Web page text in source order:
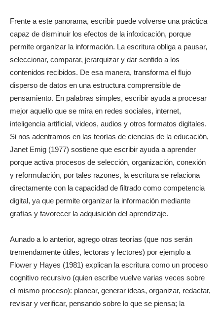
Frente a este panorama, escribir puede volverse una práctica
capaz de disminuir los efectos de la infoxicación, porque
permite organizar la información. La escritura obliga a pausar,
seleccionar, comparar, jerarquizar y dar sentido a los
contenidos recibidos. De esa manera, transforma el flujo
disperso de datos en una estructura comprensible de
pensamiento. En palabras simples, escribir ayuda a procesar
mejor aquello que se mira en redes sociales, internet,
inteligencia artificial, videos, audios y otros formatos digitales.
Si nos adentramos en las teorías de ciencias de la educación,
Janet Emig (1977) sostiene que escribir ayuda a aprender
porque activa procesos de selección, organización, conexión
y reformulación, por tales razones, la escritura se relaciona
directamente con la capacidad de filtrado como competencia
digital, ya que permite organizar la información mediante
grafías y favorecer la adquisición del aprendizaje.
Aunado a lo anterior, agrego otras teorías (que nos serán
tremendamente útiles, lectoras y lectores) por ejemplo a
Flower y Hayes (1981) explican la escritura como un proceso
cognitivo recursivo (quien escribe vuelve varias veces sobre
el mismo proceso): planear, generar ideas, organizar, redactar,
revisar y verificar, pensando sobre lo que se piensa; la